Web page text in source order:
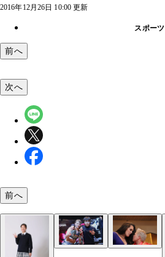
2016年12月26日 10:00 更新
スポーツ
前へ
次へ
前へ